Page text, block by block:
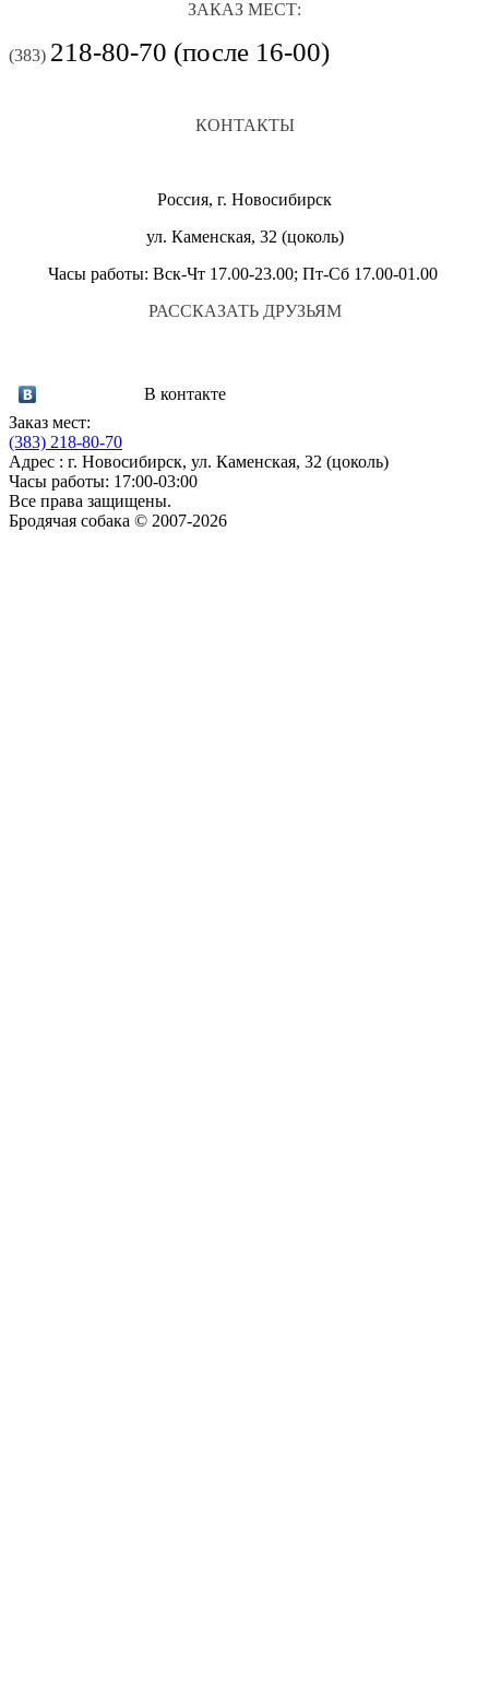
ЗАКАЗ МЕСТ:
(383) 218-80-70 (после 16-00)
КОНТАКТЫ
Россия, г. Новосибирск
ул. Каменская, 32 (цоколь)
Часы работы: Вск-Чт 17.00-23.00; Пт-Сб 17.00-01.00
РАССКАЗАТЬ ДРУЗЬЯМ
В контакте
Заказ мест:
(383) 218-80-70
Адрес : г. Новосибирск, ул. Каменская, 32 (цоколь)
Часы работы: 17:00-03:00
Все права защищены.
Бродячая собака © 2007-2026